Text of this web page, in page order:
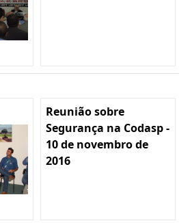
Reunião sobre
Segurança na Codasp -
10 de novembro de
2016